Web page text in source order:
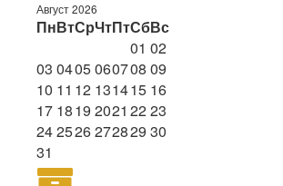
Август 2026
ПнВтСрЧтПтСбВс
01 02
03 0405060708 09
10 11 12 131415 16
17 1819 2021 2223
242526272829 30
31